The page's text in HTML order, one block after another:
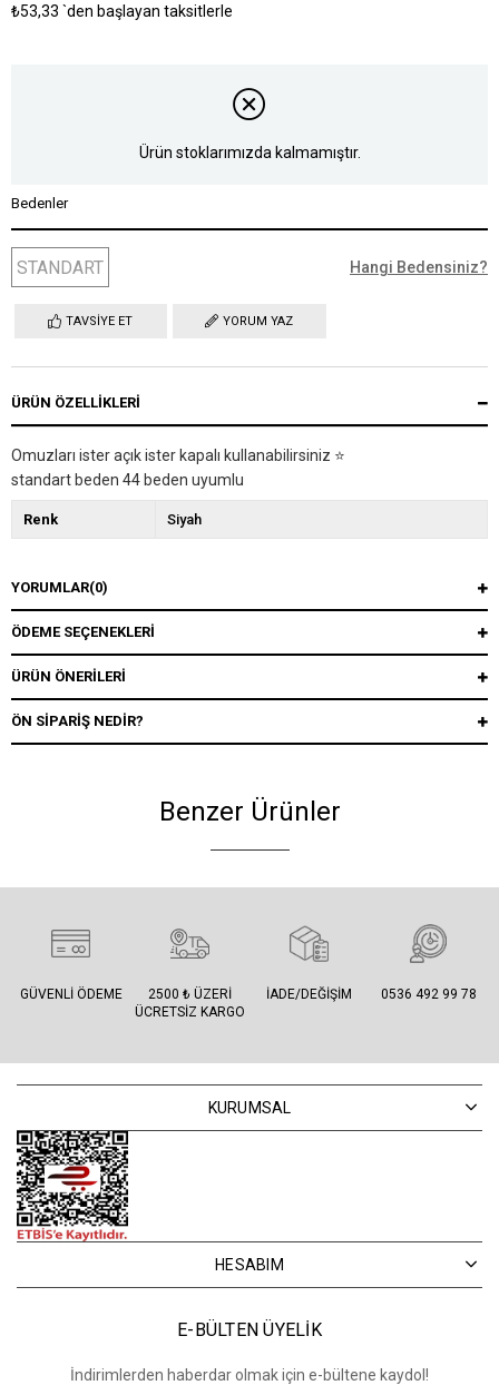
₺53,33 `den başlayan taksitlerle
Ürün stoklarımızda kalmamıştır.
Bedenler
STANDART Hangi Bedensiniz?
TAVSIYE ET YORUM YAZ
ÜRÜN ÖZELLIKLERI
Omuzları ister açık ister kapalı kullanabilirsiniz ⭐️
standart beden 44 beden uyumlu
Renk Siyah
YORUMLAR(0)
ÖDEME SEÇENEKLERI
ÜRÜN ÖNERILERI
ÖN SIPARIŞ NEDIR?
Benzer Ürünler
GÜVENLI ÖDEME
2500 ₺ ÜZERI
ÜCRETSIZ KARGO
İADE/DEĞIŞIM 0536 492 99 78
KURUMSAL
HESABIM
E-BÜLTEN ÜYELİK
İndirimlerden haberdar olmak için e-bültene kaydol!